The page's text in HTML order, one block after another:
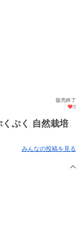
販売終了
3
くぷく 自然栽培
みんなの投稿を見る